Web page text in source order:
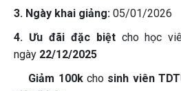
3. Ngày khai giảng: 05/01/2026
4. Ưu đãi đặc biệt cho học
ngày 22/12/2025
Giảm 100kcho sinh viên